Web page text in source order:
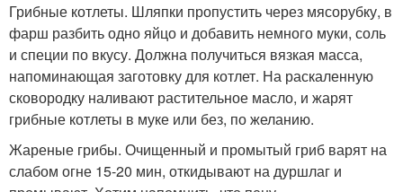
Грибные котлеты. Шляпки пропустить через мясорубку, в
фарш разбить одно яйцо и добавить немного муки, соль
и специи по вкусу. Должна получиться вязкая масса,
напоминающая заготовку для котлет. На раскаленную
сковородку наливают растительное масло, и жарят
грибные котлеты в муке или без, по желанию.
Жареные грибы. Очищенный и промытый гриб варят на
слабом огне 15-20 мин, откидывают на дуршлаг и